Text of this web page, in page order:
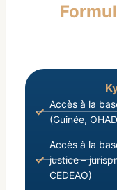
Septembre
Pouvoir par les
Accès à la
(Guinée,
Accès à la
justice –
CEDEAO)